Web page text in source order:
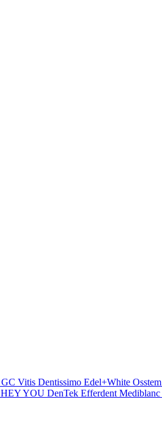
GC Vitis Dentissimo Edel+White Osstem
HEY YOU DenTek Efferdent Mediblanc